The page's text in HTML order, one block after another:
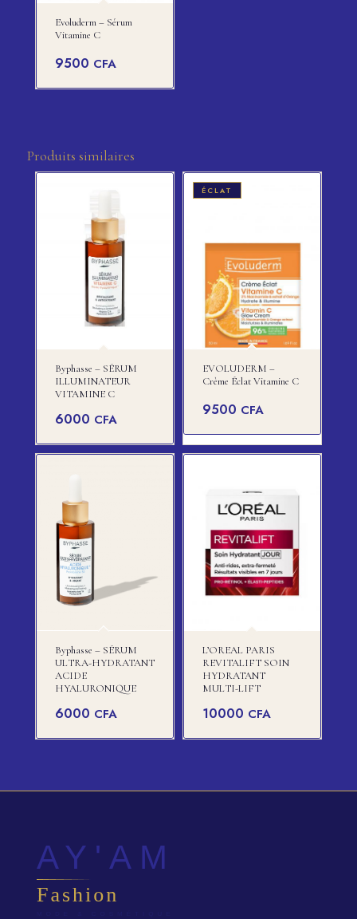
Evoluderm – Sérum
Vitamine C
9500 CFA
Produits similaires
Byphasse – SÉRUM
ILLUMINATEUR
VITAMINE C
6000 CFA
ÉCLAT
EVOLUDERM –
Crème Éclat Vitamine C
9500 CFA
Byphasse – SÉRUM
ULTRA-HYDRATANT
ACIDE
HYALURONIQUE
6000 CFA
L’OREAL PARIS
REVITALIFT SOIN
HYDRATANT
MULTI-LIFT
10000 CFA